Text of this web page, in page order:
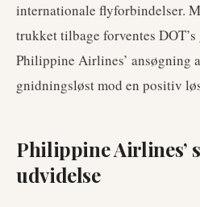
internationale flyforbindelser.
trukket tilbage forventes
Philippine Airlines’ ansøgning
gnidningsløst mod en positiv
Philippine Airlines’
udvidelse